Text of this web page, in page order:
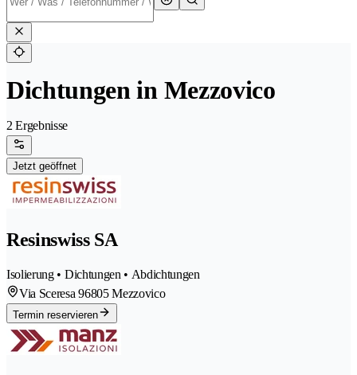
Dichtungen in Mezzovico
2 Ergebnisse
Jetzt geöffnet
Resinswiss SA
Isolierung • Dichtungen • Abdichtungen
Via Sceresa 96805 Mezzovico
Termin reservieren